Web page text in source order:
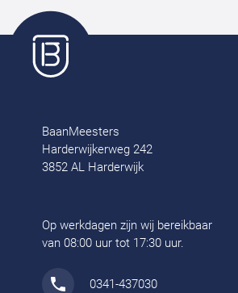
BaanMeesters
Harderwijkerweg 242
3852 AL Harderwijk
Op werkdagen zijn wij bereikbaar
van 08:00 uur tot 17:30 uur.
0341-437030